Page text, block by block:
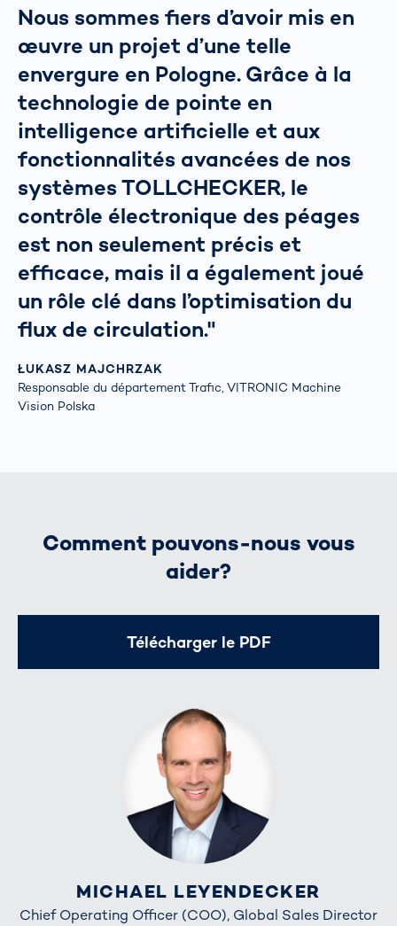
Nous sommes fiers d’avoir mis en
œuvre un projet d’une telle
envergure en Pologne. Grâce à la
technologie de pointe en
intelligence artificielle et aux
fonctionnalités avancées de nos
systèmes TOLLCHECKER, le
contrôle électronique des péages
est non seulement précis et
efficace, mais il a également joué
un rôle clé dans l’optimisation du
flux de circulation."
ŁUKASZ MAJCHRZAK
Responsable du département Trafic, VITRONIC Machine
Vision Polska
Comment pouvons-nous vous
aider?
MICHAEL LEYENDECKER
Chief Operating Officer (COO), Global Sales Director
Télécharger le PDF